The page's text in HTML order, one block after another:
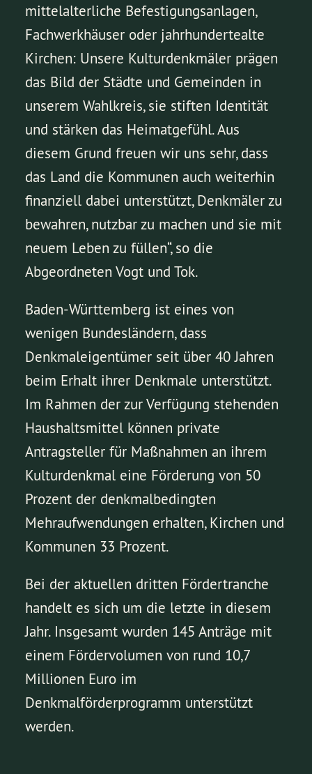
mittelalterliche Befestigungsanlagen,
Fachwerkhäuser oder jahrhundertealte
Kirchen: Unsere Kulturdenkmäler prägen
das Bild der Städte und Gemeinden in
unserem Wahlkreis, sie stiften Identität
und stärken das Heimatgefühl. Aus
diesem Grund freuen wir uns sehr, dass
das Land die Kommunen auch weiterhin
finanziell dabei unterstützt, Denkmäler zu
bewahren, nutzbar zu machen und sie mit
neuem Leben zu füllen“, so die
Abgeordneten Vogt und Tok.
Baden-Württemberg ist eines von
wenigen Bundesländern, dass
Denkmaleigentümer seit über 40 Jahren
beim Erhalt ihrer Denkmale unterstützt.
Im Rahmen der zur Verfügung stehenden
Haushaltsmittel können private
Antragsteller für Maßnahmen an ihrem
Kulturdenkmal eine Förderung von 50
Prozent der denkmalbedingten
Mehraufwendungen erhalten, Kirchen und
Kommunen 33 Prozent.
Bei der aktuellen dritten Fördertranche
handelt es sich um die letzte in diesem
Jahr. Insgesamt wurden 145 Anträge mit
einem Fördervolumen von rund 10,7
Millionen Euro im
Denkmalförderprogramm unterstützt
werden.